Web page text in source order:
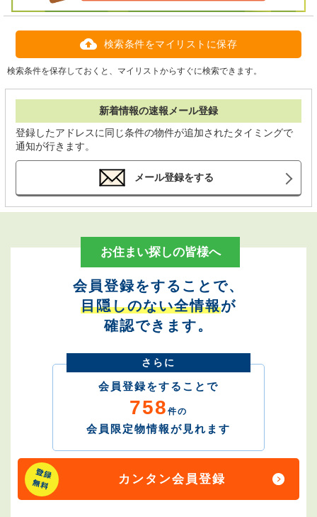
検索条件をマイリストに保存
検索条件を保存しておくと、マイリストからすぐに検索できます。
新着情報の速報メール登録
登録したアドレスに同じ条件の物件が追加されたタイミングで
通知が行きます。
メール登録をする
お住まい探しの皆様へ
会員登録をすることで、
目隠しのない全情報が
確認できます。
さらに
会員登録をすることで
758 件の
会員限定物情報が見れます
カンタン会員登録